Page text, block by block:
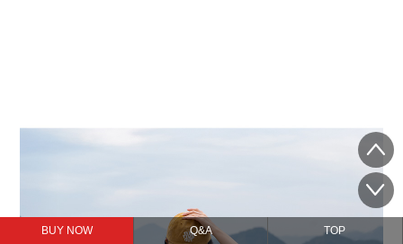
BUY NOW Q&A TOP